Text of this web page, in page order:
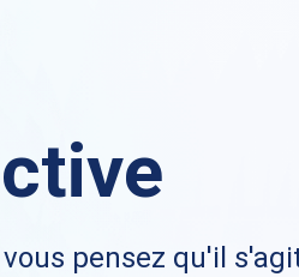
pensez qu'il